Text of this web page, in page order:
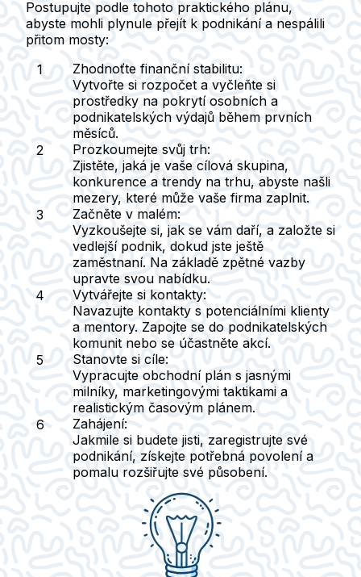
Postupujte podle tohoto praktického plánu,
abyste mohli plynule přejít k podnikání a nespálili
přitom mosty:
Zhodnoťte finanční stabilitu:
Vytvořte si rozpočet a vyčleňte si
prostředky na pokrytí osobních a
podnikatelských výdajů během prvních
měsíců.
Prozkoumejte svůj trh:
Zjistěte, jaká je vaše cílová skupina,
konkurence a trendy na trhu, abyste našli
mezery, které může vaše firma zaplnit.
Začněte v malém:
Vyzkoušejte si, jak se vám daří, a založte si
vedlejší podnik, dokud jste ještě
zaměstnaní. Na základě zpětné vazby
upravte svou nabídku.
Vytvářejte si kontakty:
Navazujte kontakty s potenciálními klienty
a mentory. Zapojte se do podnikatelských
komunit nebo se účastněte akcí.
Stanovte si cíle:
Vypracujte obchodní plán s jasnými
milníky, marketingovými taktikami a
realistickým časovým plánem.
Zahájení:
Jakmile si budete jisti, zaregistrujte své
podnikání, získejte potřebná povolení a
pomalu rozšiřujte své působení.